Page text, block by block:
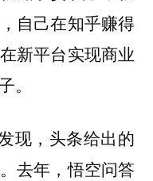
自己在知乎赚得
新平台实现商业
。
现，头条给出的
去年，悟空问答